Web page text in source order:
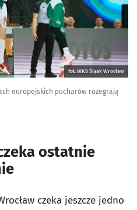
fot. WKS Śląsk Wrocław
europejskich pucharów rozegrają
ostatnie
czeka jeszcze jedno